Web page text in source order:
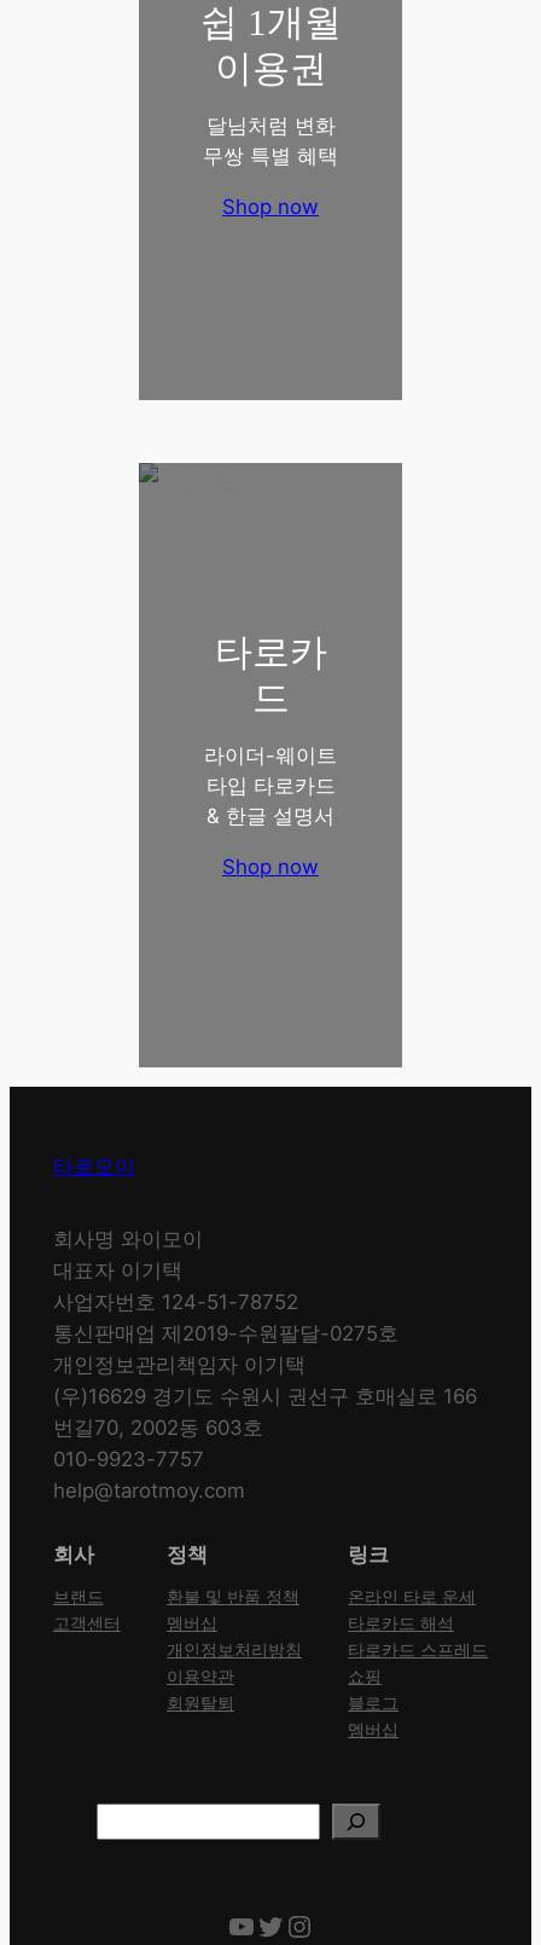
쉽 1개월
이용권
달님처럼 변화
무쌍 특별 혜택
Shop now
타로카
드
라이더-웨이트
타입 타로카드
& 한글 설명서
Shop now
타로모이
회사명 와이모이
대표자 이기택
사업자번호 124-51-78752
통신판매업 제2019-수원팔달-0275호
개인정보관리책임자 이기택
(우)16629 경기도 수원시 권선구 호매실로 166
번길70, 2002동 603호
010-9923-7757
help@tarotmoy.com
회사
브랜드
고객센터
정책
환불 및 반품 정책
멤버십
개인정보처리방침
이용약관
회원탈퇴
링크
온라인 타로 운세
타로카드 해석
타로카드 스프레드
쇼핑
블로그
멤버십
YouTube
Twitter
Instagram